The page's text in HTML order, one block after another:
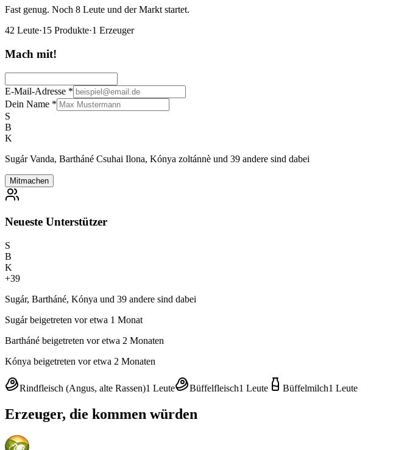
Fast genug. Noch 8 Leute und der Markt startet.
42 Leute·15 Produkte·1 Erzeuger
Mach mit!
E-Mail-Adresse *
Dein Name *
S
B
K
Sugár Vanda, Bartháné Csuhai Ilona, Kónya zoltánnè und 39 andere sind dabei
Mitmachen
Neueste Unterstützer
S
B
K
+39
Sugár, Bartháné, Kónya und 39 andere sind dabei
Sugár beigetreten vor etwa 1 Monat
Bartháné beigetreten vor etwa 2 Monaten
Kónya beigetreten vor etwa 2 Monaten
Rindfleisch (Angus, alte Rassen)1 Leute Büffelfleisch1 Leute Büffelmilch1 Leute
Erzeuger, die kommen würden